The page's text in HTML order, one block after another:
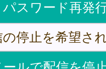
パスワード再発
の停止を希望さ